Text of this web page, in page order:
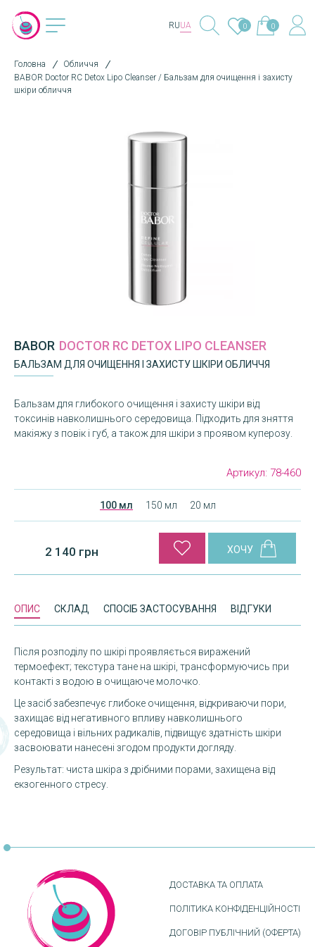
RUUA 0 0
Головна
Обличчя
BABOR Doctor RC Detox Lipo Cleanser / Бальзам для очищення і захисту
шкіри обличчя
BABOR DOCTOR RC DETOX LIPO CLEANSER
БАЛЬЗАМ ДЛЯ ОЧИЩЕННЯ І ЗАХИСТУ ШКІРИ ОБЛИЧЧЯ
Бальзам для глибокого очищення і захисту шкіри від
токсинів навколишнього середовища. Підходить для зняття
макіяжу з повік і губ, а також для шкіри з проявом куперозу.
Артикул: 78-460
100 мл 150 мл 20 мл
2 140 грн
ОПИС СКЛАД СПОСІБ ЗАСТОСУВАННЯ ВІДГУКИ
Після розподілу по шкірі проявляється виражений
термоефект; текстура тане на шкірі, трансформуючись при
контакті з водою в очищаюче молочко.
Це засіб забезпечує глибоке очищення, відкриваючи пори,
захищає від негативного впливу навколишнього
середовища і вільних радикалів, підвищує здатність шкіри
засвоювати нанесені згодом продукти догляду.
Результат: чиста шкіра з дрібними порами, захищена від
екзогенного стресу.
ДОСТАВКА ТА ОПЛАТА
ПОЛІТИКА КОНФІДЕНЦІЙНОСТІ
ДОГОВІР ПУБЛІЧНИЙ (ОФЕРТА)